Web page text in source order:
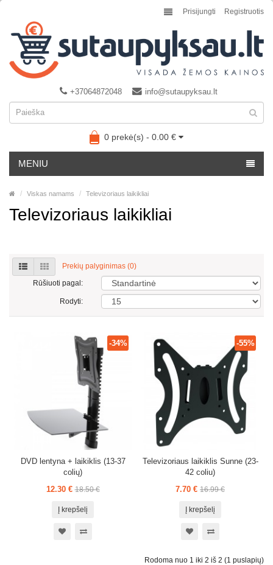
Prisijungti Registruotis
+37064872048 info@sutaupyksau.lt
0 prekė(s) - 0.00 €
MENIU
Viskas namams Televizoriaus laikikliai
Televizoriaus laikikliai
Prekių palyginimas (0)
Rūšiuoti pagal:
Rodyti:
DVD lentyna + laikiklis (13-37
colių)
12.30 € 18.50 €
-34%
Į krepšelį
Televizoriaus laikiklis Sunne (23-
42 coliu)
7.70 € 16.99 €
-55%
Į krepšelį
Rodoma nuo 1 iki 2 iš 2 (1 puslapių)